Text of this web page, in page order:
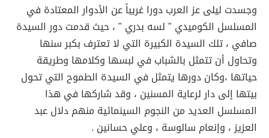
وجسدت ليلى عز العرب دورا غريباً عن الأدوار المعتادة في
المسلسل الكوميدي " لسه بدري " ، حيث قدمت دور السيدة
صافي ، تلك السيدة الكبيرة التي لا تعترف بكبر سنها
وتحاول أن تتمثل بالشباب في لبسها وكلامها وطريقة
حياتها ،وكان دورها يتمثل في السيدة الطموح التي تحول
بيتها إلى دار لرعاية المسنين ، وقد شاركها في هذا
المسلسل العديد من النجوم السينمائية منهم دلال عبد
العزيز ، وإنعام سالوسة ، وعلي حسانين .